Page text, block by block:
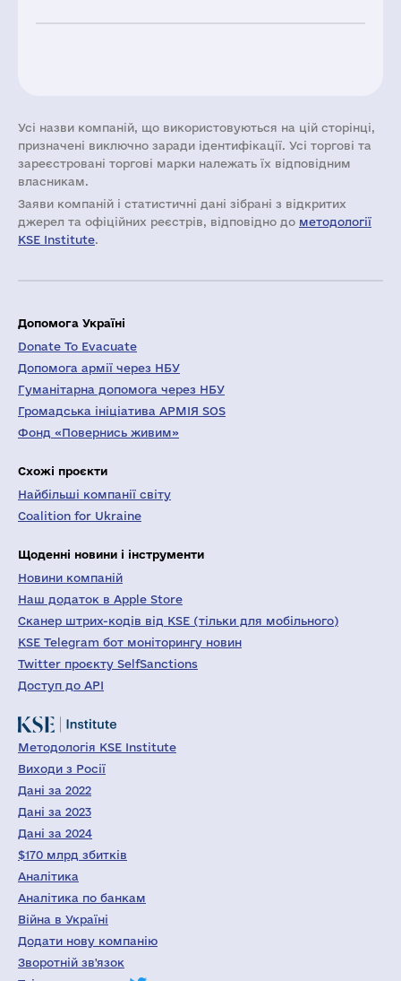
Усі назви компаній, що використовуються на цій сторінці,
призначені виключно заради ідентифікації. Усі торгові та
зареєстровані торгові марки належать їх відповідним
власникам.
Заяви компаній i статистичні дані зібрані з відкритих
джерел та офіційних реєстрів, відповідно до методології
KSE Institute.
Допомога Україні
Donate To Evacuate
Допомога армії через НБУ
Гуманітарна допомога через НБУ
Громадська ініціатива АРМІЯ SOS
Фонд «Повернись живим»
Схожі проєкти
Найбільші компанії світу
Coalition for Ukraine
Щоденні новини і інструменти
Новини компаній
Наш додаток в Apple Store
Сканер штрих-кодів від KSE (тільки для мобільного)
KSE Telegram бот моніторингу новин
Twitter проєкту SelfSanctions
Доступ до API
Методологія KSE Institute
Виходи з Росії
Дані за 2022
Дані за 2023
Дані за 2024
$170 млрд збитків
Аналітика
Аналітика по банкам
Війна в Україні
Додати нову компанію
Зворотній зв'язок